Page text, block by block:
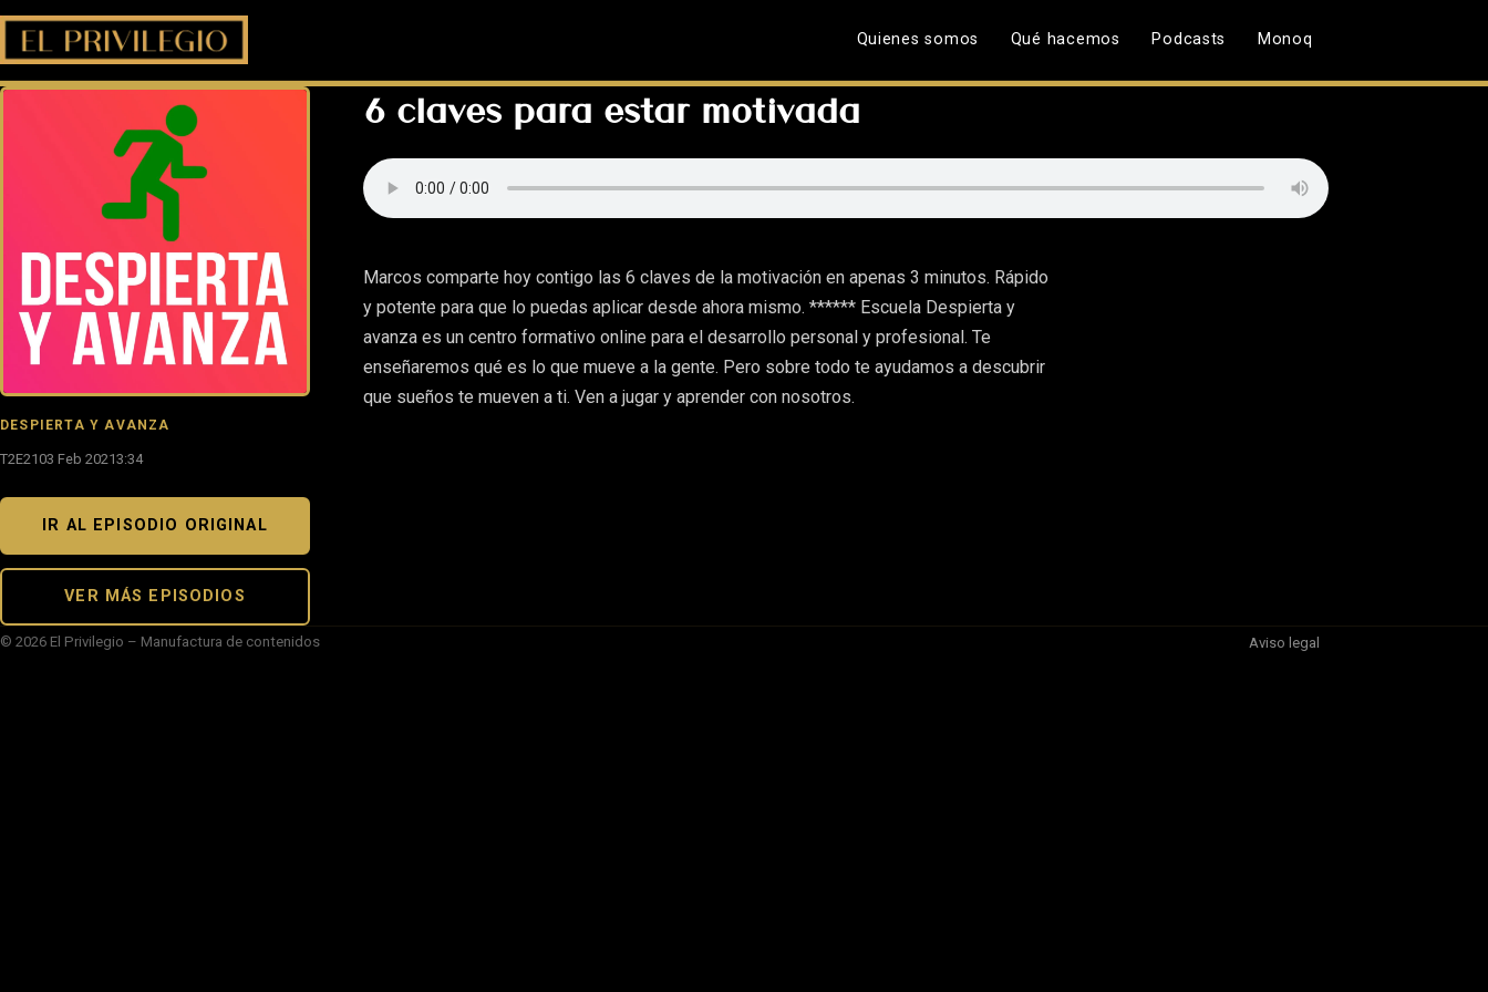
Quienes somos Qué hacemos Podcasts Monoq
DESPIERTA Y AVANZA
T2E21 03 Feb 20213:34
IR AL EPISODIO ORIGINAL
VER MÁS EPISODIOS
6 claves para estar motivada
Marcos comparte hoy contigo las 6 claves de la motivación en apenas 3 minutos. Rápido
y potente para que lo puedas aplicar desde ahora mismo. ****** Escuela Despierta y
avanza es un centro formativo online para el desarrollo personal y profesional. Te
enseñaremos qué es lo que mueve a la gente. Pero sobre todo te ayudamos a descubrir
que sueños te mueven a ti. Ven a jugar y aprender con nosotros.
© 2026 El Privilegio – Manufactura de contenidos Aviso legal